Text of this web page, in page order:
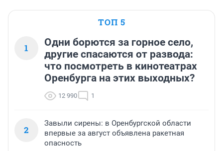
ТОП 5
1
Одни борются за горное село,
другие спасаются от развода:
что посмотреть в кинотеатрах
Оренбурга на этих выходных?
12 990 1
2
Завыли сирены: в Оренбургской области
впервые за август объявлена ракетная
опасность